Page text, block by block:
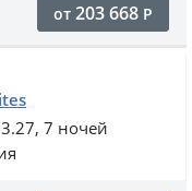
от 203 668 Р
7 ночей